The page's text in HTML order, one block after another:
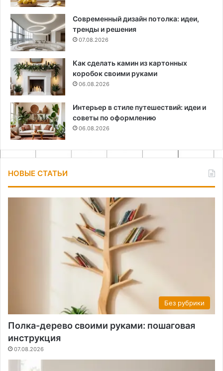
Современный дизайн потолка: идеи,
тренды и решения
07.08.2026
Как сделать камин из картонных
коробок своими руками
06.08.2026
Интерьер в стиле путешествий: идеи и
советы по оформлению
06.08.2026
НОВЫЕ СТАТЬИ
Без рубрики
Полка-дерево своими руками: пошаговая
инструкция
07.08.2026